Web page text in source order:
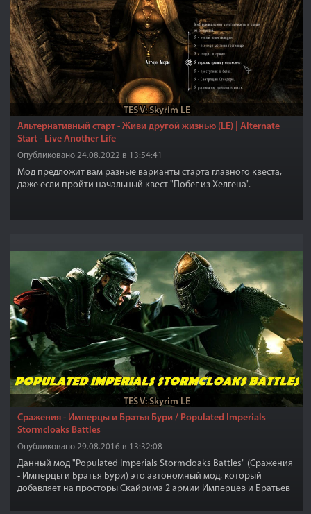
TES V: Skyrim LE
Альтернативный старт - Живи другой жизнью (LE) | Alternate
Start - Live Another Life
Опубликовано 24.08.2022 в 13:54:41
Мод предложит вам разные варианты старта главного квеста,
даже если пройти начальный квест "Побег из Хелгена".
TES V: Skyrim LE
Сражения - Имперцы и Братья Бури / Populated Imperials
Stormcloaks Battles
Опубликовано 29.08.2016 в 13:32:08
Данный мод "Populated Imperials Stormcloaks Battles" (Сражения
- Имперцы и Братья Бури) это автономный мод, который
добавляет на просторы Скайрима 2 армии Имперцев и Братьев